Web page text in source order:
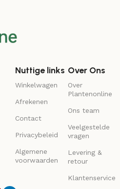
Nuttige links
Winkelwagen
Afrekenen
Contact
Privacybeleid
Algemene
voorwaarden
Over Ons
Over
Plantenonline
Ons team
Veelgestelde
vragen
Levering &
retour
Klantenservice